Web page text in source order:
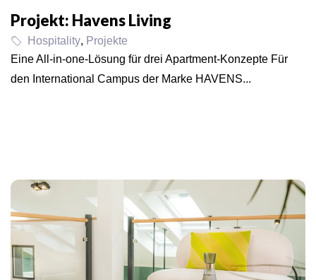
Projekt: Havens Living
Hospitality, Projekte
Eine All-in-one-Lösung für drei Apartment-Konzepte Für
den International Campus der Marke HAVENS...